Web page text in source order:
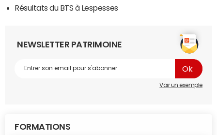
Résultats du BTS à Lespesses
NEWSLETTER PATRIMOINE
Voir un exemple
FORMATIONS